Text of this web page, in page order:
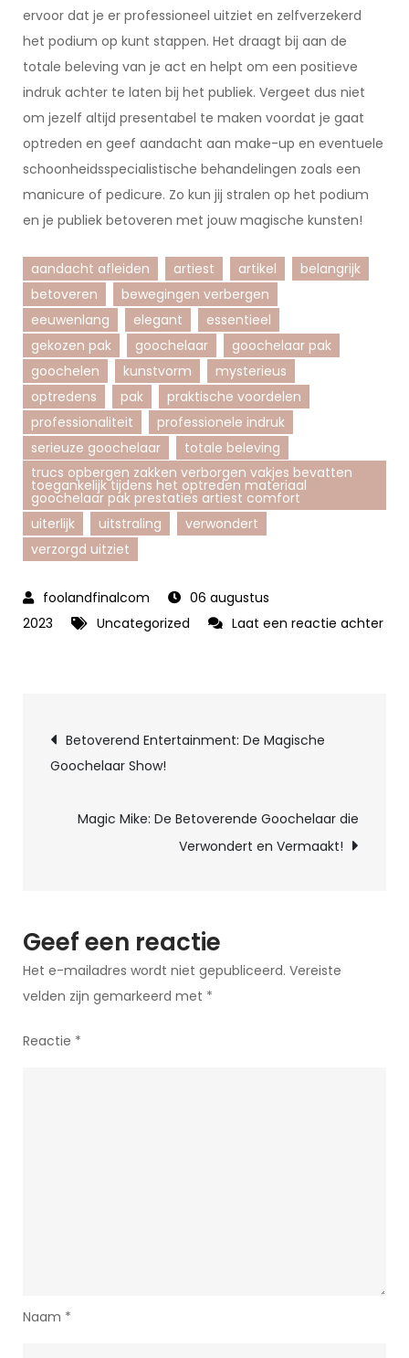
ervoor dat je er professioneel uitziet en zelfverzekerd
het podium op kunt stappen. Het draagt bij aan de
totale beleving van je act en helpt om een positieve
indruk achter te laten bij het publiek. Vergeet dus niet
om jezelf altijd presentabel te maken voordat je gaat
optreden en geef aandacht aan make-up en eventuele
schoonheidsspecialistische behandelingen zoals een
manicure of pedicure. Zo kun jij stralen op het podium
en je publiek betoveren met jouw magische kunsten!
aandacht afleiden artiest artikel
belangrijk
betoveren
bewegingen verbergen
eeuwenlang
elegant
essentieel
gekozen pak
goochelaar
goochelaar pak
goochelen
kunstvorm
mysterieus
optredens
pak
praktische voordelen
professionaliteit
professionele indruk
serieuze goochelaar
totale beleving
trucs opbergen zakken verborgen vakjes bevatten
toegankelijk tijdens het optreden materiaal
goochelaar pak prestaties artiest comfort
uiterlijk
uitstraling
verwondert
verzorgd uitziet
06 augustus
2023
Uncategorized
Laat een reactie achter
in
de
Wereld
van
Illusie
Berichtnavigatie
Betoverend Entertainment: De Magische
Goochelaar Show!
Magic Mike: De Betoverende Goochelaar die
Verwondert en Vermaakt!
Geef een reactie
Het e-mailadres wordt niet gepubliceerd. Vereiste
velden zijn gemarkeerd met *
Reactie *
Naam *